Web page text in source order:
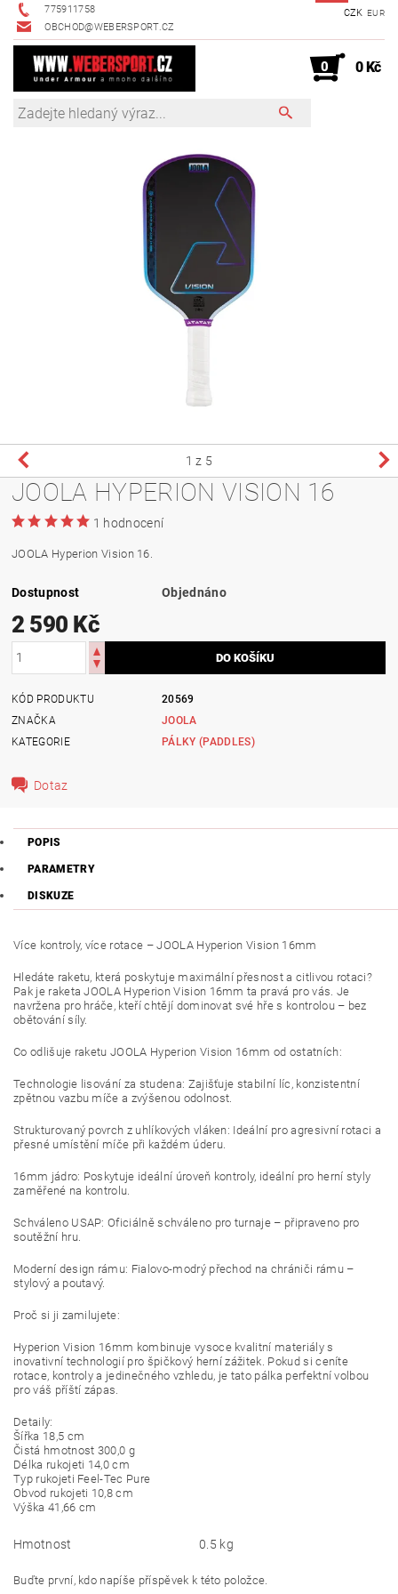
775911758
OBCHOD@WEBERSPORT.CZ
CZK EUR
0 0 Kč
1 z 5
JOOLA HYPERION VISION 16
1 hodnocení
JOOLA Hyperion Vision 16.
Dostupnost Objednáno
2 590 Kč
KÓD PRODUKTU
20569
ZNAČKA
JOOLA
KATEGORIE
PÁLKY (PADDLES)
Dotaz
POPIS
PARAMETRY
DISKUZE
Více kontroly, více rotace – JOOLA Hyperion Vision 16mm
Hledáte raketu, která poskytuje maximální přesnost a citlivou rotaci?
Pak je raketa JOOLA Hyperion Vision 16mm ta pravá pro vás. Je
navržena pro hráče, kteří chtějí dominovat své hře s kontrolou – bez
obětování síly.
Co odlišuje raketu JOOLA Hyperion Vision 16mm od ostatních:
Technologie lisování za studena: Zajišťuje stabilní líc, konzistentní
zpětnou vazbu míče a zvýšenou odolnost.
Strukturovaný povrch z uhlíkových vláken: Ideální pro agresivní rotaci a
přesné umístění míče při každém úderu.
16mm jádro: Poskytuje ideální úroveň kontroly, ideální pro herní styly
zaměřené na kontrolu.
Schváleno USAP: Oficiálně schváleno pro turnaje – připraveno pro
soutěžní hru.
Moderní design rámu: Fialovo-modrý přechod na chrániči rámu –
stylový a poutavý.
Proč si ji zamilujete:
Hyperion Vision 16mm kombinuje vysoce kvalitní materiály s
inovativní technologií pro špičkový herní zážitek. Pokud si ceníte
rotace, kontroly a jedinečného vzhledu, je tato pálka perfektní volbou
pro váš příští zápas.
Detaily:
Šířka 18,5 cm
Čistá hmotnost 300,0 g
Délka rukojeti 14,0 cm
Typ rukojeti Feel-Tec Pure
Obvod rukojeti 10,8 cm
Výška 41,66 cm
Hmotnost 0.5 kg
Buďte první, kdo napíše příspěvek k této položce.